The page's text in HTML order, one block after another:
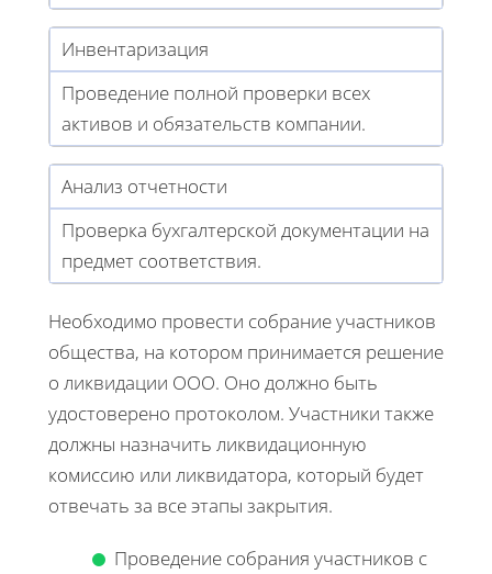
Инвентаризация
Проведение полной проверки всех
активов и обязательств компании.
Анализ отчетности
Проверка бухгалтерской документации на
предмет соответствия.
Необходимо провести собрание участников
общества, на котором принимается решение
о ликвидации ООО. Оно должно быть
удостоверено протоколом. Участники также
должны назначить ликвидационную
комиссию или ликвидатора, который будет
отвечать за все этапы закрытия.
Проведение собрания участников с